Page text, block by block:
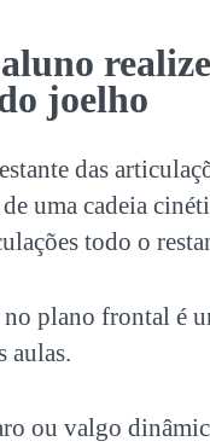
joelho
das
uma cadeia
todo o
plano frontal é
aulas.
ou valgo